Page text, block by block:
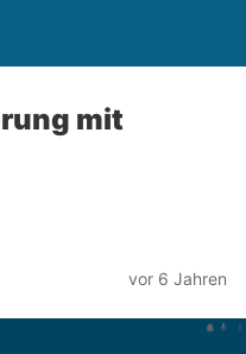
mit
vor 6 Jahren